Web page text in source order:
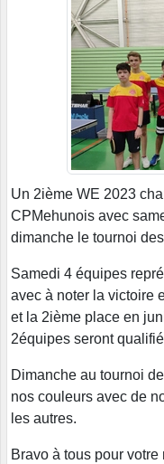
Un 2ième WE 2023
CPMehunois avec
dimanche le tournoi
Samedi 4 équipes
avec à noter la victoire
et la 2ième place en
2équipes seront
Dimanche au tournoi
nos couleurs avec de
les autres.
Bravo à tous pour votre